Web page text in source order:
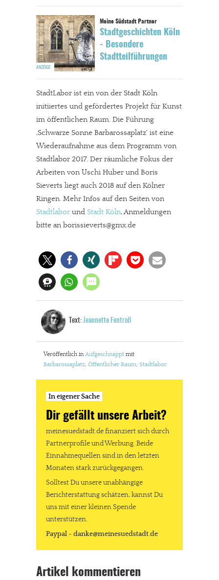
Stadtgeschichten Köln
- Besondere
Stadtteilführungen
StadtLabor ist ein von der Stadt Köln
initiiertes und gefördertes Projekt für Kunst
im öffentlichen Raum. Die Führung
‚Schwarze Sonne Barbarossaplatz‘ ist eine
Wiederaufnahme aus dem Programm von
Stadtlabor 2017. Der räumliche Fokus der
Arbeiten von Uschi Huber und Boris
Sieverts liegt auch 2018 auf den Kölner
Ringen. Mehr Infos auf den Seiten von
Stadtlabor und Stadt Köln, Anmeldungen
bitte an borissieverts@gmx.de
Text: Jeannette Fentroß
Veröffentlich in Aufgeschnappt mit
Barbarossaplatz Öffentlicher Raum Stadtlabor
In eigener Sache
Dir gefällt unsere Arbeit?
meinesuedstadt.de finanziert sich durch
Partnerprofile und Werbung. Beide
Einnahmequellen sind in den letzten
Monaten stark zurückgegangen.
Solltest Du unsere unabhängige
Berichterstattung schätzen, kannst Du
uns mit einer kleinen Spende
unterstützen.
Paypal - danke@meinesuedstadt.de
Artikel kommentieren